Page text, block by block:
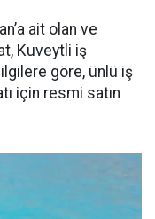
ait olan ve
Kuveytli iş
göre, ünlü iş
için resmi satın